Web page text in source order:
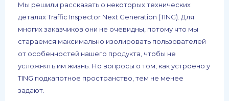
Мы решили рассказать о некоторых технических
деталях Traffic Inspector Next Generation (TING). Для
многих заказчиков они не очевидны, потому что мы
стараемся максимально изолировать пользователей
от особенностей нашего продукта, чтобы не
усложнять им жизнь. Но вопросы о том, как устроено у
TING подкапотное пространство, тем не менее
задают.